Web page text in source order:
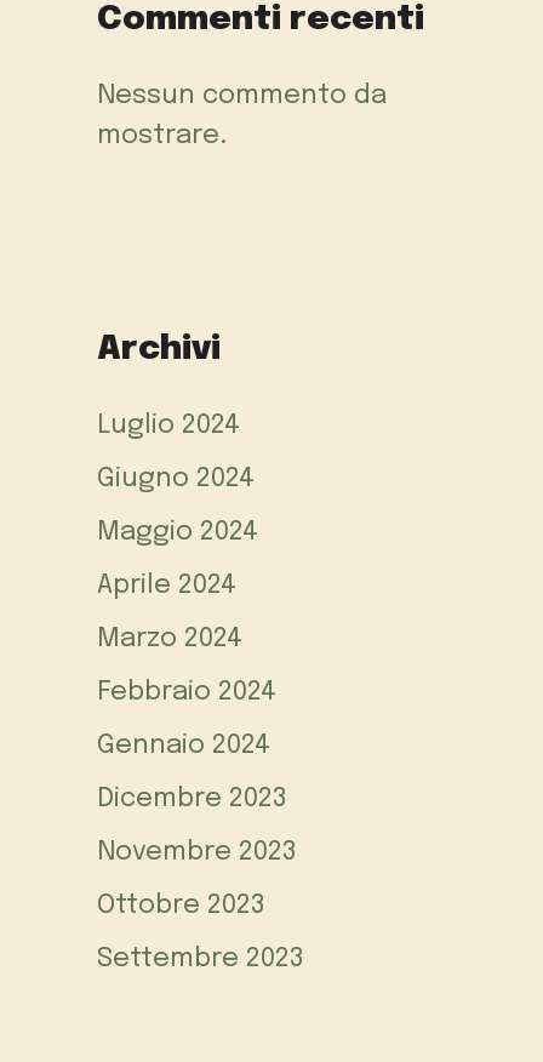
Commenti recenti
Nessun commento da
mostrare.
Archivi
Luglio 2024
Giugno 2024
Maggio 2024
Aprile 2024
Marzo 2024
Febbraio 2024
Gennaio 2024
Dicembre 2023
Novembre 2023
Ottobre 2023
Settembre 2023